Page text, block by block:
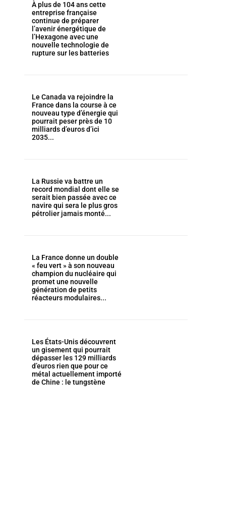
À plus de 104 ans cette
entreprise française
continue de préparer
l’avenir énergétique de
l’Hexagone avec une
nouvelle technologie de
rupture sur les batteries
Le Canada va rejoindre la
France dans la course à ce
nouveau type d’énergie qui
pourrait peser près de 10
milliards d’euros d’ici
2035...
La Russie va battre un
record mondial dont elle se
serait bien passée avec ce
navire qui sera le plus gros
pétrolier jamais monté...
La France donne un double
« feu vert » à son nouveau
champion du nucléaire qui
promet une nouvelle
génération de petits
réacteurs modulaires...
Les États-Unis découvrent
un gisement qui pourrait
dépasser les 129 milliards
d’euros rien que pour ce
métal actuellement importé
de Chine : le tungstène